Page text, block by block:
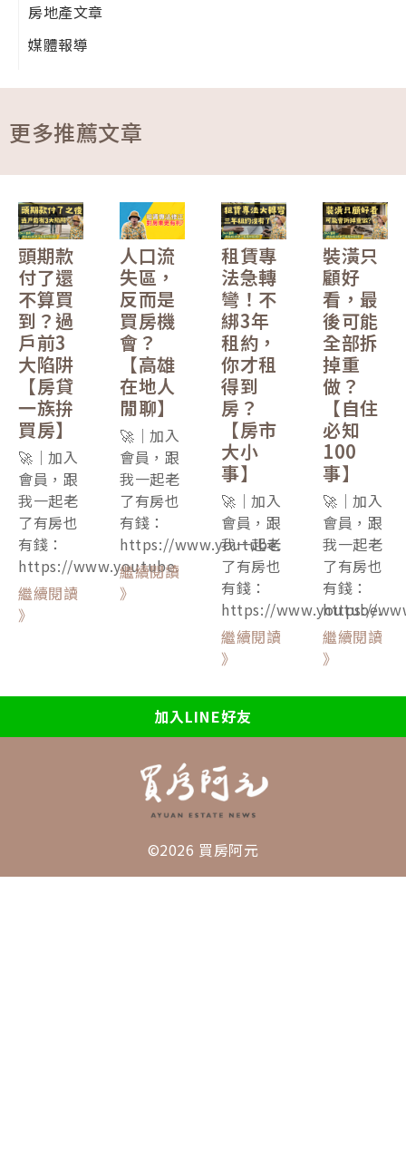
房地產文章
媒體報導
更多推薦文章
頭期款
付了還
不算買
到？過
戶前3
大陷阱
【房貸
一族拚
買房】
🚀｜加入
會員，跟
我一起老
了有房也
有錢：
https://www.youtube.
繼續閱讀
》
人口流
失區，
反而是
買房機
會？
【高雄
在地人
閒聊】
🚀｜加入
會員，跟
我一起老
了有房也
有錢：
https://www.youtube.
繼續閱讀
》
租賃專
法急轉
彎！不
綁3年
租約，
你才租
得到
房？
【房市
大小
事】
🚀｜加入
會員，跟
我一起老
了有房也
有錢：
https://www.youtube.
繼續閱讀
》
裝潢只
顧好
看，最
後可能
全部拆
掉重
做？
【自住
必知
100
事】
🚀｜加入
會員，跟
我一起老
了有房也
有錢：
https://
繼續閱讀
》
加入LINE好友
©2026 買房阿元